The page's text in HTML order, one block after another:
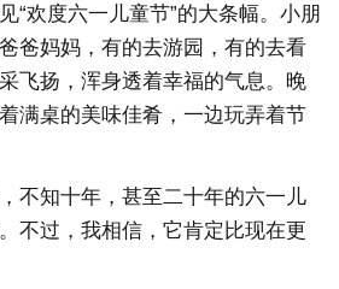
“欢度六一儿童节”的大条幅。小朋
爸妈妈，有的去游园，有的去看
飞扬，浑身透着幸福的气息。晚
满桌的美味佳肴，一边玩弄着节
不知十年，甚至二十年的六一儿
不过，我相信，它肯定比现在更